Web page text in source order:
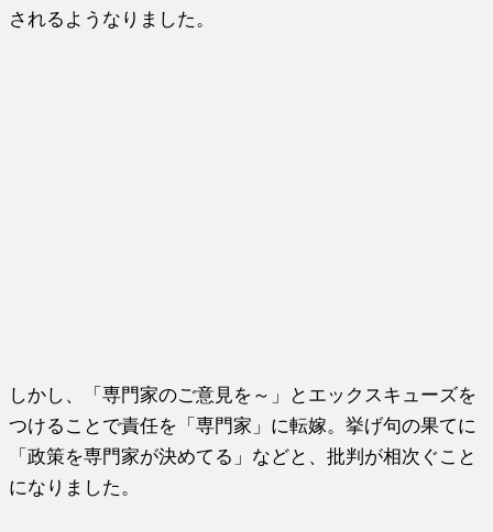
されるようなりました。
しかし、「専門家のご意見を～」とエックスキューズを
つけることで責任を「専門家」に転嫁。挙げ句の果てに
「政策を専門家が決めてる」などと、批判が相次ぐこと
になりました。